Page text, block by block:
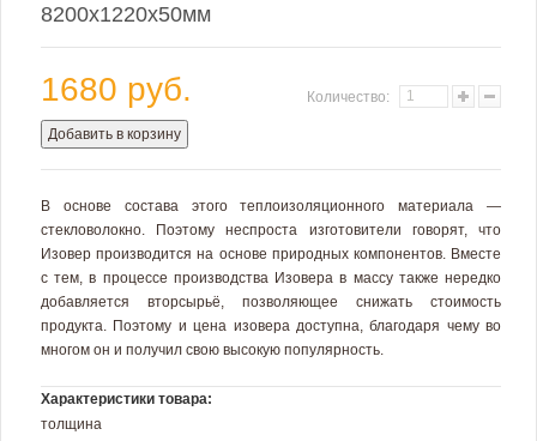
8200х1220х50мм
1680 руб. Количество:
Добавить в корзину
В основе состава этого теплоизоляционного материала —
стекловолокно. Поэтому неспроста изготовители говорят, что
Изовер производится на основе природных компонентов. Вместе
с тем, в процессе производства Изовера в массу также нередко
добавляется вторсырьё, позволяющее снижать стоимость
продукта. Поэтому и цена изовера доступна, благодаря чему во
многом он и получил свою высокую популярность.
Характеристики товара:
толщина